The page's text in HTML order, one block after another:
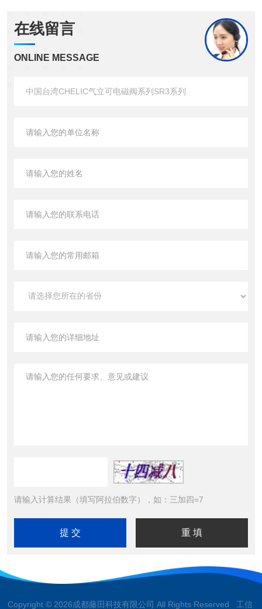
在线留言
ONLINE MESSAGE
请输入计算结果（填写阿拉伯数字），如：三加四=7
Copyright © 2026成都藤田科技有限公司 All Rights Reserved 工信